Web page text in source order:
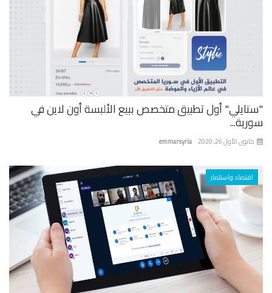
أول تطبيق متخصص ببيع الألبسة أون لاين في
emmarsyria الأول 26, 2020
اقتصاد واستثمار